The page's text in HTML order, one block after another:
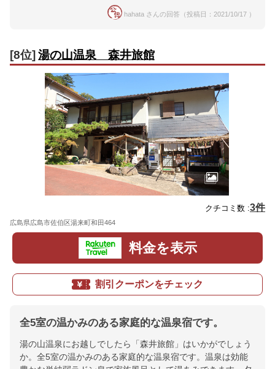
hahata さんの回答（投稿日：2021/10/17 ）
[8位] 湯の山温泉 森井旅館
クチコミ数 :3件
広島県広島市佐伯区湯来町和田464
料金を表示
割引クーポンをチェック
全5室の温かみのある家庭的な温泉宿です。
湯の山温泉にお越しでしたら「森井旅館」はいかがでしょう
か。全5室の温かみのある家庭的な温泉宿です。温泉は効能